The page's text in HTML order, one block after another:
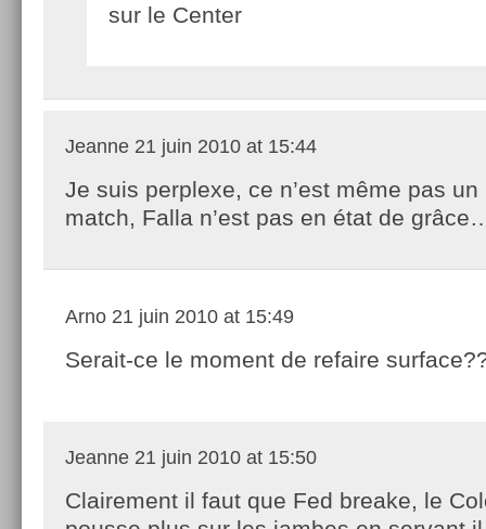
sur le Center
Jeanne 21 juin 2010 at 15:44
Je suis perplexe, ce n’est même pas un
match, Falla n’est pas en état de
Arno 21 juin 2010 at 15:49
Serait-ce le moment de refaire
Jeanne 21 juin 2010 at 15:50
Clairement il faut que Fed breake, le